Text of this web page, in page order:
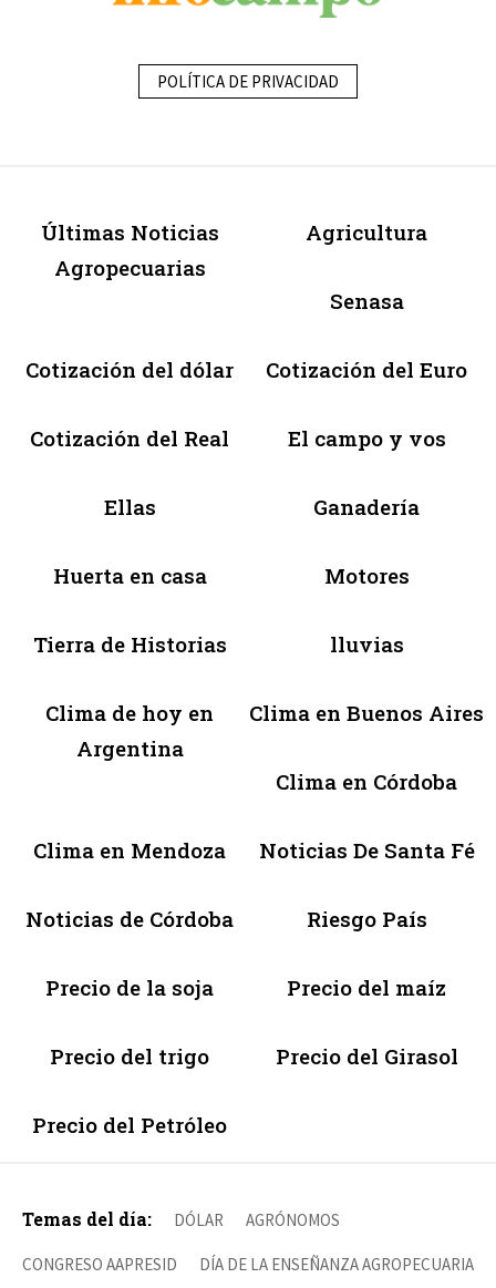
POLÍTICA DE PRIVACIDAD
Últimas Noticias
Agropecuarias
Agricultura
Senasa
Cotización del dólar Cotización del Euro
Cotización del Real El campo y vos
Ellas Ganadería
Huerta en casa Motores
Tierra de Historias lluvias
Clima de hoy en
Argentina
Clima en Buenos Aires
Clima en Córdoba
Clima en Mendoza Noticias De Santa Fé
Noticias de Córdoba Riesgo País
Precio de la soja Precio del maíz
Precio del trigo Precio del Girasol
Precio del Petróleo
Temas del día: DÓLAR AGRÓNOMOS
CONGRESO AAPRESID DÍA DE LA ENSEÑANZA AGROPECUARIA